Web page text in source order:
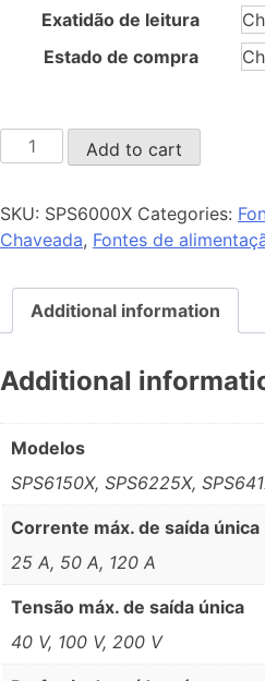
Exatidão de leitura
Estado de compra
SPS6000X
quantity
Add to cart
SKU: SPS6000X Categories:
Chaveada, Fontes de
Additional information
Additional
Modelos
SPS6150X, SPS6225X,
Corrente máx. de saída única
25 A, 50 A, 120 A
Tensão máx. de saída única
40 V, 100 V, 200 V